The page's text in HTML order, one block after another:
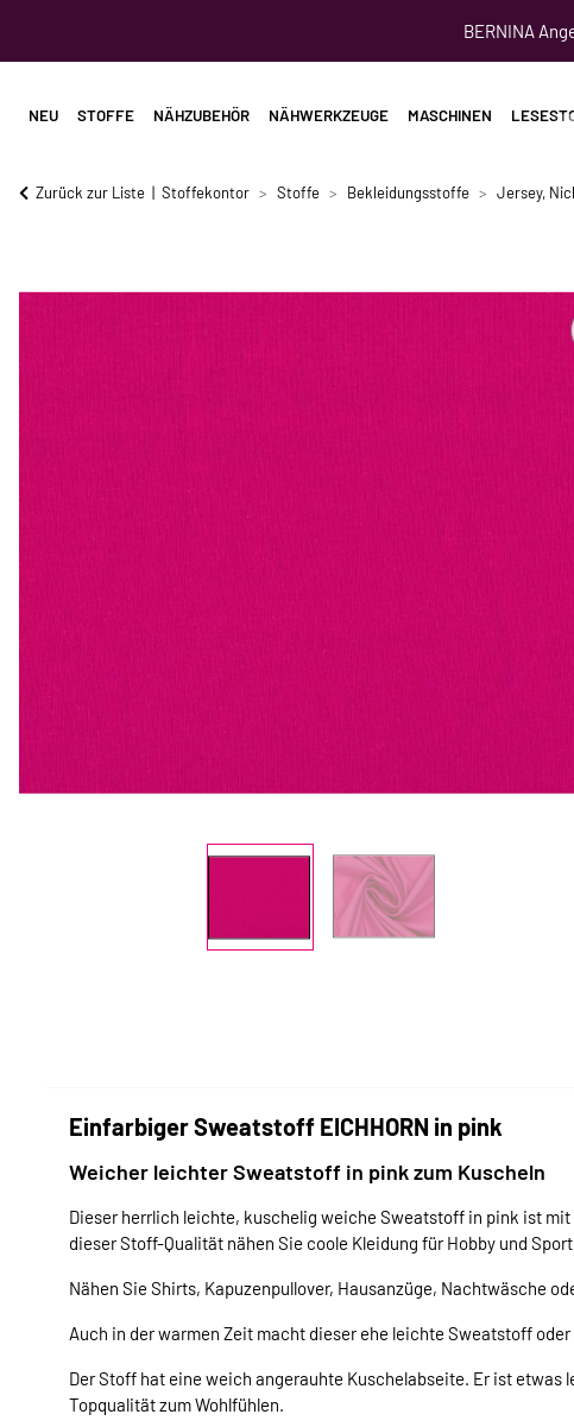
BERNINA
NEU STOFFE NÄHZUBEHÖR NÄHWERKZEUGE MASCHINEN
Zurück zur Liste Stoffekontor Stoffe Bekleidungsstoffe Jersey,
Einfarbiger Sweatstoff EICHHORN in pink
Weicher leichter Sweatstoff in pink zum Kuscheln
Dieser herrlich leichte, kuschelig weiche Sweatstoff in pink ist
dieser Stoff-Qualität nähen Sie coole Kleidung für Hobby und
Nähen Sie Shirts, Kapuzenpullover, Hausanzüge, Nachtwäsche
Auch in der warmen Zeit macht dieser ehe leichte Sweatstoff
Der Stoff hat eine weich angerauhte Kuschelabseite. Er ist
Topqualität zum Wohlfühlen.